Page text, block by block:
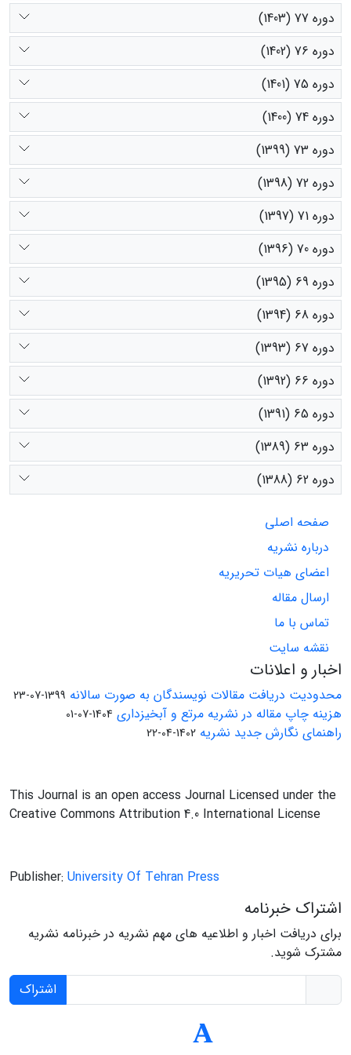
دوره 77 (1403)
دوره 76 (1402)
دوره 75 (1401)
دوره 74 (1400)
دوره 73 (1399)
دوره 72 (1398)
دوره 71 (1397)
دوره 70 (1396)
دوره 69 (1395)
دوره 68 (1394)
دوره 67 (1393)
دوره 66 (1392)
دوره 65 (1391)
دوره 63 (1389)
دوره 62 (1388)
صفحه اصلی
درباره نشریه
اعضای هیات تحریریه
ارسال مقاله
تماس با ما
نقشه سایت
اخبار و اعلانات
محدودیت دریافت مقالات نویسندگان به صورت سالانه 1399-07-23
هزینه چاپ مقاله در نشریه مرتع و آبخیزداری 1404-07-01
راهنمای نگارش جدید نشریه 1402-04-22
This Journal is an open access Journal Licensed under the
Creative Commons Attribution 4.0 International License
Publisher: University Of Tehran Press
اشتراک خبرنامه
برای دریافت اخبار و اطلاعیه های مهم نشریه در خبرنامه نشریه
مشترک شوید.
اشتراک